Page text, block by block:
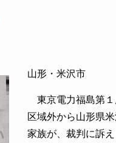
山形・米沢市
東京電力福島第１
区域外から山形県
家族が、裁判に訴